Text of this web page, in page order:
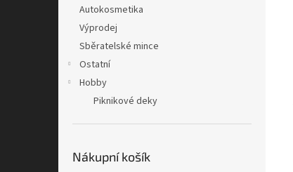
Autokosmetika
Výprodej
Sběratelské mince
Ostatní
Hobby
Piknikové deky
Nákupní košík